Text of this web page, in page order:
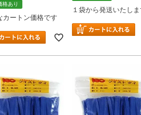
格あり
カートン価格です
１袋から発送いたしま